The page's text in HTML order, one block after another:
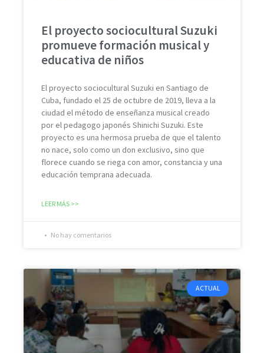
El proyecto sociocultural Suzuki
promueve formación musical y
educativa de niños
El proyecto sociocultural Suzuki en Santiago de
Cuba, fundado el 25 de octubre de 2019, lleva a la
ciudad el método de enseñanza musical creado
por el pedagogo japonés Shinichi Suzuki. Este
proyecto es una hermosa prueba de que el talento
no nace, solo como un don exclusivo, sino que
florece cuando se riega con amor, constancia y una
educación temprana adecuada.
LEER MÁS >>
No hay comentarios
ACTUAL